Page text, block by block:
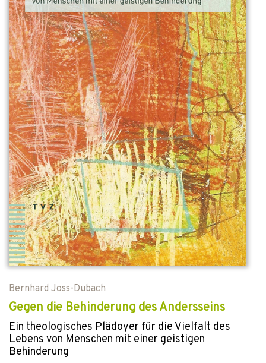
Bernhard Joss-Dubach
Gegen die Behinderung des Andersseins
Ein theologisches Plädoyer für die Vielfalt des
Lebens von Menschen mit einer geistigen
Behinderung